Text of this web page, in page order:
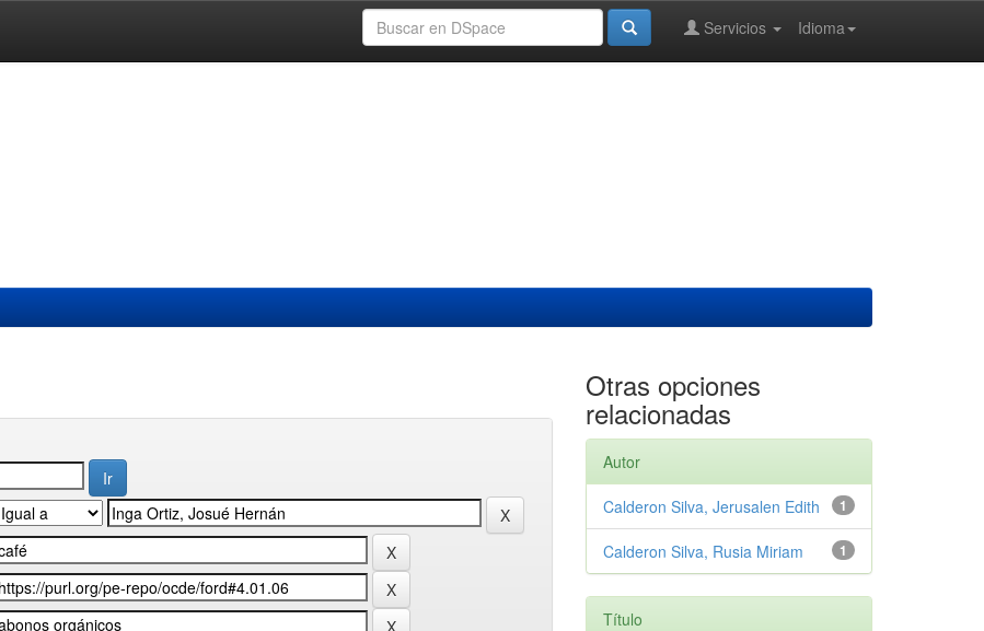
Idioma
Servicios
Otras opciones
relacionadas
Autor
1
Calderon Silva, Jerusalen Edith
1
Calderon Silva, Rusia Miriam
Título